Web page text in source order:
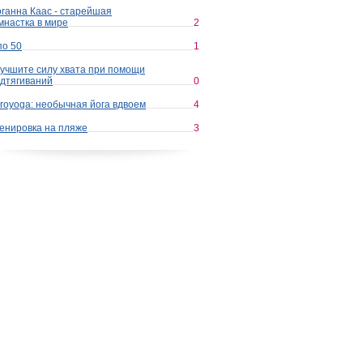
Каас - старейшая
в мире
2
50 1
силу хвата при помощи
0
необычная йога вдвоем 4
на пляже 3